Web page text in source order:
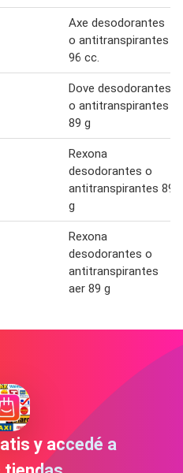
Axe desodorantes
o antitranspirantes
96 cc.
Dove desodorantes
o antitranspirantes
89 g
Rexona
desodorantes o
antitranspirantes 89
g
Rexona
desodorantes o
antitranspirantes
aer 89 g
y accedé a